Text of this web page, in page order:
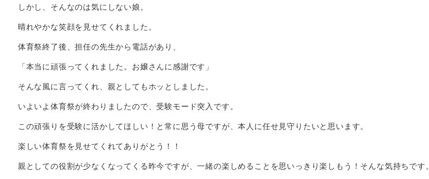
しかし、そんなのは気にしない娘。
晴れやかな笑顔を見せてくれました。
体育祭終了後、担任の先生から電話があり、
「本当に頑張ってくれました。お嬢さんに感謝です」
そんな風に言ってくれ、親としてもホッとしました。
いよいよ体育祭が終わりましたので、受験モード突入です。
この頑張りを受験に活かしてほしい！と常に思う母ですが、本人に任せ見守りたいと思います。
楽しい体育祭を見せてくれてありがとう！！
親としての役割が少なくなってくる昨今ですが、一緒の楽しめることを思いっきり楽しもう！そんな気持ちです。